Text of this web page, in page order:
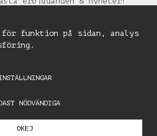
för funktion på sidan, analys
NÖDVÄNDIGA
OKEJ